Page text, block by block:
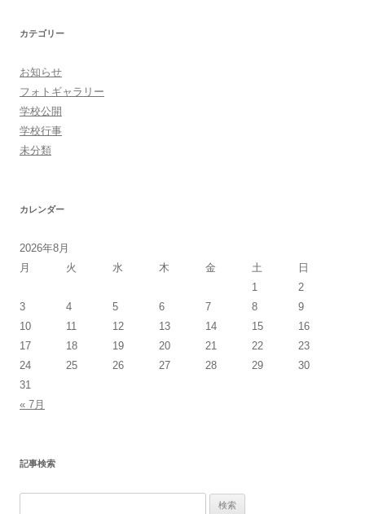
ゲ
シ
ョ
ン
カテゴリー
お知らせ
フォトギャラリー
学校公開
学校行事
未分類
カレンダー
2026年8月
月
火 水 木 金 土
日
1
2
3
4 5 6 7 8
9
10
11 12 13 14 15
16
17
18 19 20 21 22
23
24
25 26 27 28 29
30
31
« 7月
記事検索